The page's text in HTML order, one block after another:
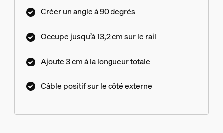
Créer un angle à 90 degrés
Occupe jusqu’à 13,2 cm sur le rail
Ajoute 3 cm à la longueur totale
Câble positif sur le côté externe